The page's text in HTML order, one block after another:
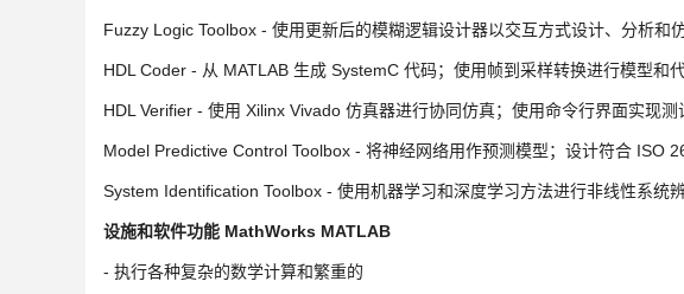
Fuzzy Logic Toolbox - 使用更新后的模糊逻辑设计器以交互方式设计、分析和
HDL Coder - 从 MATLAB 生成 SystemC 代码；使用帧到采样转换进行模型和
HDL Verifier - 使用 Xilinx Vivado 仿真器进行协同仿真；使用命令行界面实现测
Model Predictive Control Toolbox - 将神经网络用作预测模型；设计符合 ISO
System Identification Toolbox - 使用机器学习和深度学习方法进行非线性系统
设施和软件功能 MathWorks MATLAB
- 执行各种复杂的数学计算和繁重的